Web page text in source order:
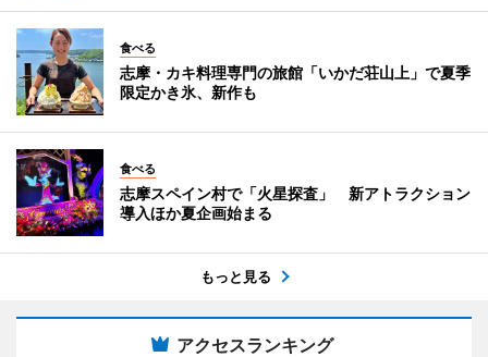
食べる
志摩・カキ料理専門の旅館「いかだ荘山上」で夏季
限定かき氷、新作も
食べる
志摩スペイン村で「火星探査」 新アトラクション
導入ほか夏企画始まる
もっと見る
アクセスランキング